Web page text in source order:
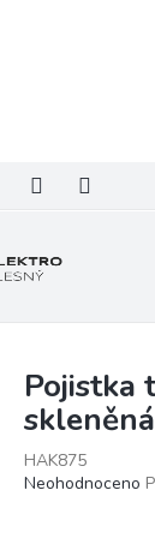
Pojistka
skleněná
HAK875
Průměrné
Neohodnoceno